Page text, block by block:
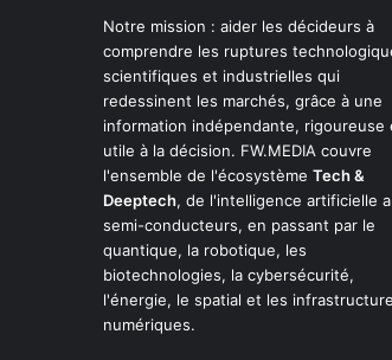
Notre mission : aider les décideurs à
comprendre les ruptures
scientifiques et industrielles qui
redessinent les marchés, grâce à une
information indépendante, rigoureuse
utile à la décision. FW.MEDIA couvre
l'ensemble de l'écosystème Tech &
Deeptech, de l'intelligence artificielle
semi-conducteurs, en passant par le
quantique, la robotique, les
biotechnologies, la cybersécurité,
l'énergie, le spatial et les
numériques.